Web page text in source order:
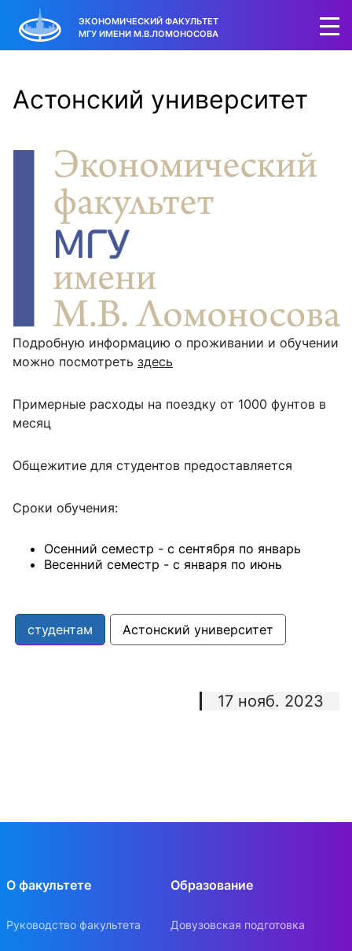
ЭКОНОМИЧЕСКИЙ ФАКУЛЬТЕТ
МГУ ИМЕНИ М.В.ЛОМОНОСОВА
Астонский университет
Подробную информацию о проживании и обучении
можно посмотреть здесь
Примерные расходы на поездку от 1000 фунтов в
месяц
Общежитие для студентов предоставляется
Сроки обучения:
Осенний семестр - с сентября по январь
Весенний семестр - с января по июнь
студентам Астонский университет
17 нояб. 2023
О факультете
Руководство факультета
Образование
Довузовская подготовка